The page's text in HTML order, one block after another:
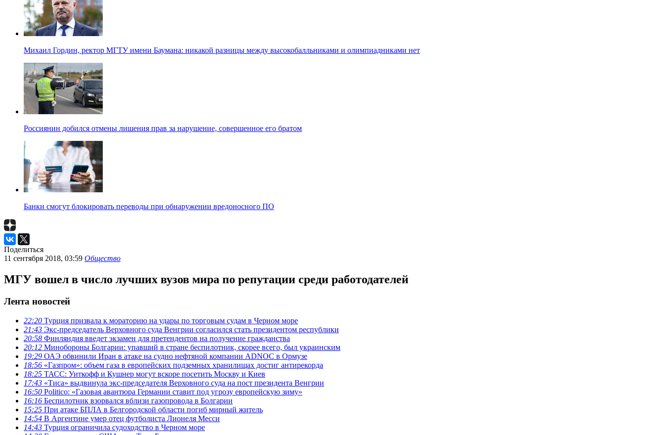
Михаил Гордин, ректор МГТУ имени Баумана: никакой разницы между высокобалльниками и олимпиадниками нет
Россиянин добился отмены лишения прав за нарушение, совершенное его братом
Банки смогут блокировать переводы при обнаружении вредоносного ПО
Поделиться
11 сентября 2018, 03:59 Общество
МГУ вошел в число лучших вузов мира по репутации среди работодателей
Лента новостей
22:20 Турция призвала к мораторию на удары по торговым судам в Черном море
21:43 Экс-председатель Верховного суда Венгрии согласился стать президентом республики
20:58 Финляндия введет экзамен для претендентов на получение гражданства
20:12 Минобороны Болгарии: упавший в стране беспилотник, скорее всего, был украинским
19:29 ОАЭ обвинили Иран в атаке на судно нефтяной компании ADNOC в Ормузе
18:56 «Газпром»: объем газа в европейских подземных хранилищах достиг антирекорда
18:25 ТАСС: Уиткофф и Кушнер могут вскоре посетить Москву и Киев
17:43 «Тиса» выдвинула экс-председателя Верховного суда на пост президента Венгрии
16:50 Politico: «Газовая авантюра Германии ставит под угрозу европейскую зиму»
16:16 Беспилотник взорвался вблизи газопровода в Болгарии
15:25 При атаке БПЛА в Белгородской области погиб мирный житель
14:54 В Аргентине умер отец футболиста Лионеля Месси
14:43 Турция ограничила судоходство в Черном море